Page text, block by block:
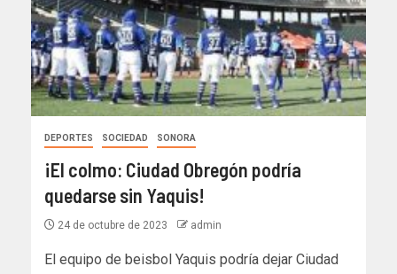
DEPORTES SOCIEDAD SONORA
¡El colmo: Ciudad Obregón podría
quedarse sin Yaquis!
24 de octubre de 2023 admin
El equipo de beisbol Yaquis podría dejar Ciudad